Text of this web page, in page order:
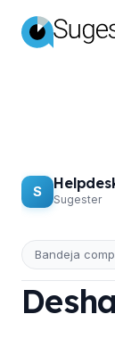
S Sugester
Bandeja
HELPDESK